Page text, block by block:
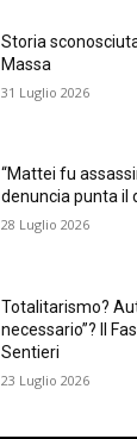
Storia
Massa
31 Luglio 2026
“Mattei fu
denuncia punta il
28 Luglio 2026
Totalitarismo?
necessario”? Il
Sentieri
23 Luglio 2026